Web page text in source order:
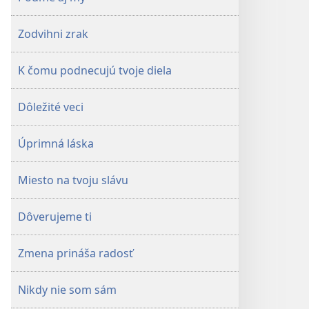
Zodvihni zrak
K čomu podnecujú tvoje diela
Dôležité veci
Úprimná láska
Miesto na tvoju slávu
Dôverujeme ti
Zmena prináša radosť
Nikdy nie som sám